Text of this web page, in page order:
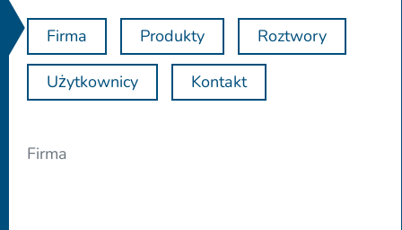
Firma Produkty Roztwory
Użytkownicy Kontakt
Firma